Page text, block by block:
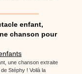
enfant,
chanson pour
une chanson extraite
Stéphy ! Voilà la